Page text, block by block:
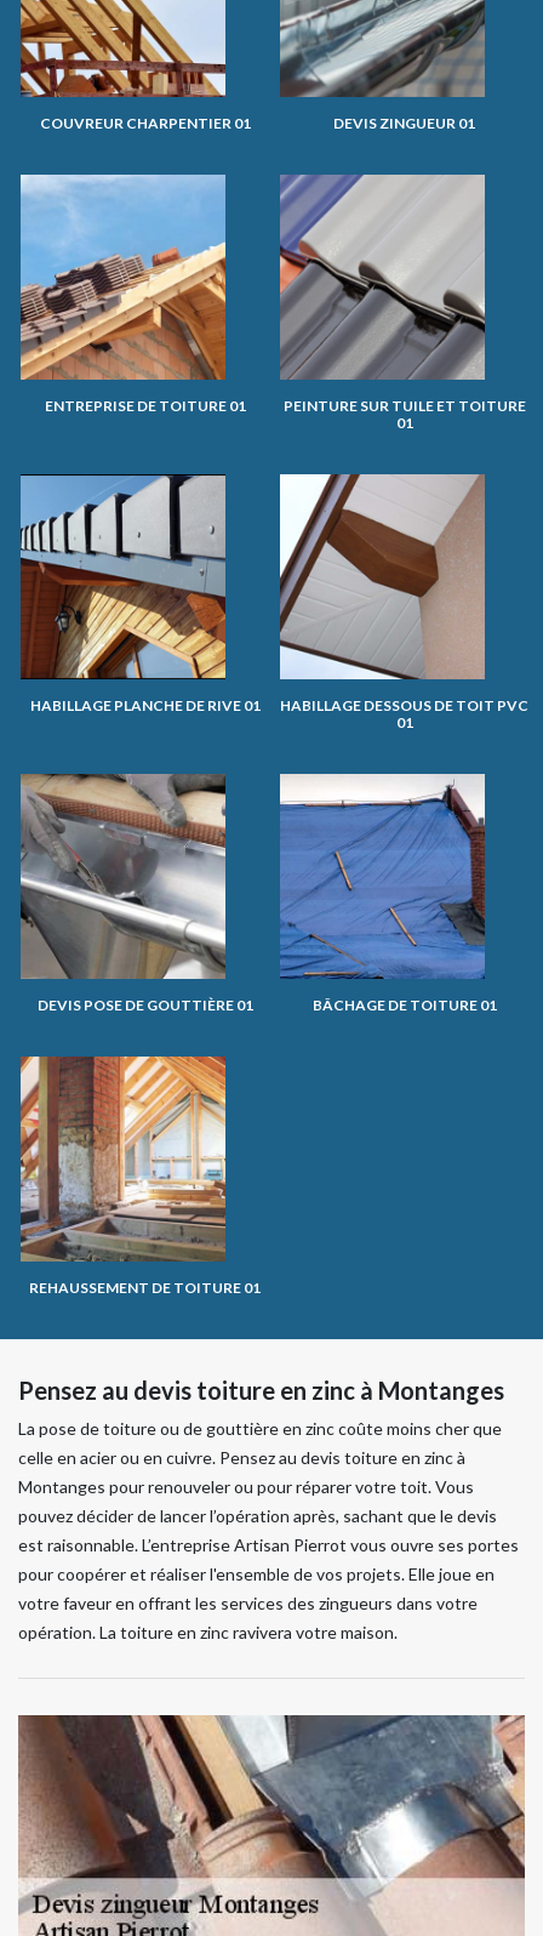
COUVREUR CHARPENTIER 01 DEVIS ZINGUEUR 01
ENTREPRISE DE TOITURE 01
PEINTURE SUR TUILE ET TOITURE
01
HABILLAGE PLANCHE DE RIVE 01
HABILLAGE DESSOUS DE TOIT PVC
01
DEVIS POSE DE GOUTTIÈRE 01 BÂCHAGE DE TOITURE 01
REHAUSSEMENT DE TOITURE 01
Pensez au devis toiture en zinc à Montanges
La pose de toiture ou de gouttière en zinc coûte moins cher que
celle en acier ou en cuivre. Pensez au devis toiture en zinc à
Montanges pour renouveler ou pour réparer votre toit. Vous
pouvez décider de lancer l’opération après, sachant que le devis
est raisonnable. L’entreprise Artisan Pierrot vous ouvre ses portes
pour coopérer et réaliser l'ensemble de vos projets. Elle joue en
votre faveur en offrant les services des zingueurs dans votre
opération. La toiture en zinc ravivera votre maison.